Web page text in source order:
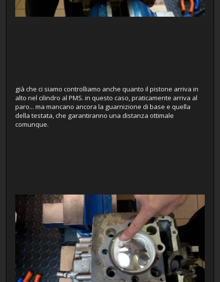
già che ci siamo controlliamo anche quanto il pistone arriva in
alto nel cilindro al PMS. in questo caso, praticamente arriva al
paro... ma mancano ancora la guarnizione di base e quella
della testata, che garantiranno una distanza ottimale
comunque.